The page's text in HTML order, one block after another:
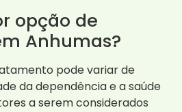
opção de
Anhumas?
pode variar de
da dependência e a saúde
a serem considerados